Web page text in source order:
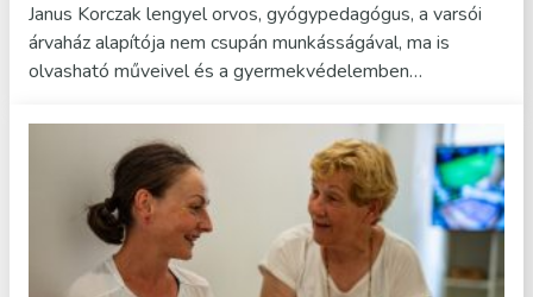
Janus Korczak lengyel orvos, gyógypedagógus, a varsói
árvaház alapítója nem csupán munkásságával, ma is
olvasható műveivel és a gyermekvédelemben…